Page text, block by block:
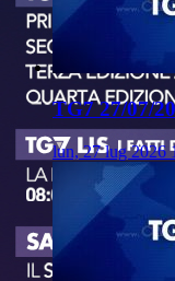
TG7 27/07/
lun, 27 lug 2026